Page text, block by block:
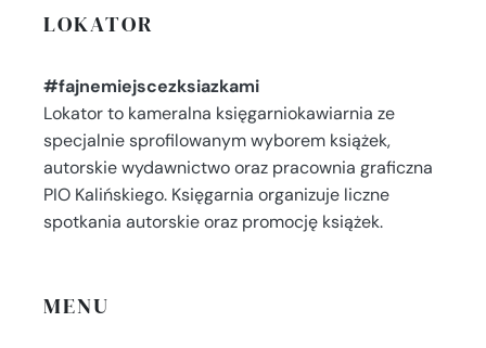
LOKATOR
#fajnemiejscezksiazkami
Lokator to kameralna księgarniokawiarnia ze
specjalnie sprofilowanym wyborem książek,
autorskie wydawnictwo oraz pracownia graficzna
PIO Kalińskiego. Księgarnia organizuje liczne
spotkania autorskie oraz promocję książek.
MENU